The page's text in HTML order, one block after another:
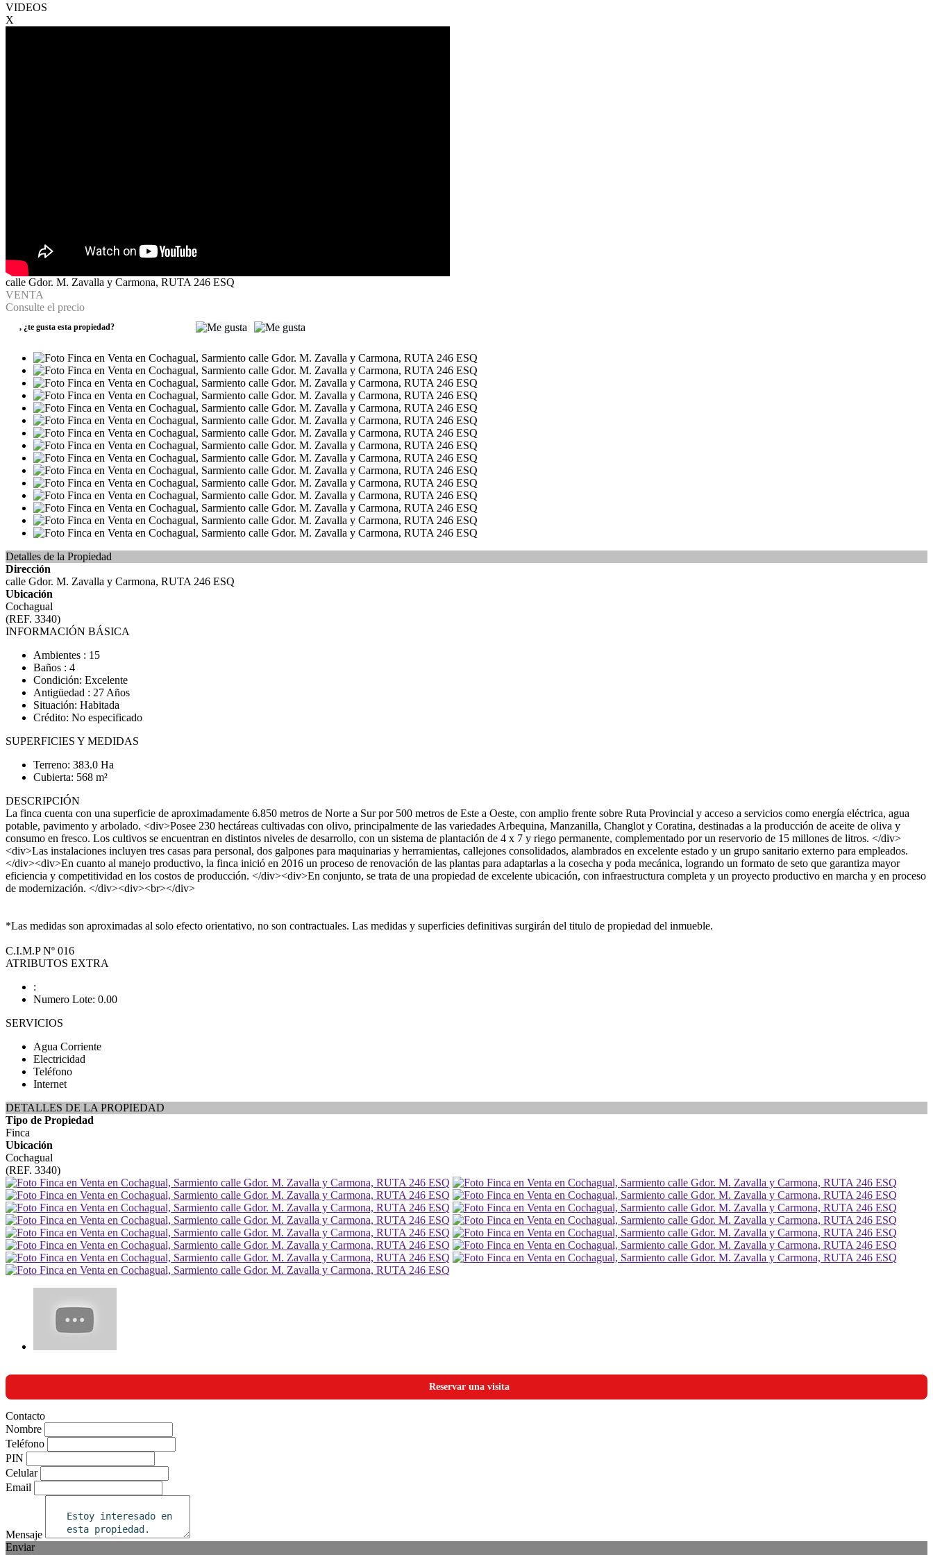
VIDEOS
X
calle Gdor. M. Zavalla y Carmona, RUTA 246 ESQ
VENTA
Consulte el precio
, ¿te gusta esta propiedad?
Detalles de la Propiedad
Dirección
calle Gdor. M. Zavalla y Carmona, RUTA 246 ESQ
Ubicación
Cochagual
(REF. 3340)
INFORMACIÓN BÁSICA
Ambientes : 15
Baños : 4
Condición: Excelente
Antigüedad : 27 Años
Situación: Habitada
Crédito: No especificado
SUPERFICIES Y MEDIDAS
Terreno: 383.0 Ha
Cubierta: 568 m²
DESCRIPCIÓN
La finca cuenta con una superficie de aproximadamente 6.850 metros de Norte a Sur por 500 metros de Este a Oeste, con amplio frente sobre Ruta Provincial y acceso a servicios como energía eléctrica, agua
potable, pavimento y arbolado. <div>Posee 230 hectáreas cultivadas con olivo, principalmente de las variedades Arbequina, Manzanilla, Changlot y Coratina, destinadas a la producción de aceite de oliva y
consumo en fresco. Los cultivos se encuentran en distintos niveles de desarrollo, con un sistema de plantación de 4 x 7 y riego permanente, complementado por un reservorio de 15 millones de litros. </div>
<div>Las instalaciones incluyen tres casas para personal, dos galpones para maquinarias y herramientas, callejones consolidados, alambrados en excelente estado y un grupo sanitario externo para empleados.
</div><div>En cuanto al manejo productivo, la finca inició en 2016 un proceso de renovación de las plantas para adaptarlas a la cosecha y poda mecánica, logrando un formato de seto que garantiza mayor
eficiencia y competitividad en los costos de producción. </div><div>En conjunto, se trata de una propiedad de excelente ubicación, con infraestructura completa y un proyecto productivo en marcha y en proceso
de modernización. </div><div><br></div>
*Las medidas son aproximadas al solo efecto orientativo, no son contractuales. Las medidas y superficies definitivas surgirán del titulo de propiedad del inmueble.
C.I.M.P Nº 016
ATRIBUTOS EXTRA
:
Numero Lote: 0.00
SERVICIOS
Agua Corriente
Electricidad
Teléfono
Internet
DETALLES DE LA PROPIEDAD
Tipo de Propiedad
Finca
Ubicación
Cochagual
(REF. 3340)
Reservar una visita
Contacto
Nombre
Teléfono
PIN
Celular
Email
Mensaje
Enviar